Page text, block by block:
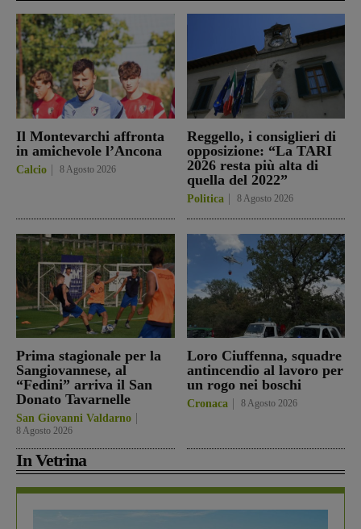
Il Montevarchi affronta
in amichevole l’Ancona
Calcio 8 Agosto 2026
Reggello, i consiglieri di
opposizione: “La TARI
2026 resta più alta di
quella del 2022”
Politica 8 Agosto 2026
Prima stagionale per la
Sangiovannese, al
“Fedini” arriva il San
Donato Tavarnelle
San Giovanni Valdarno
8 Agosto 2026
Loro Ciuffenna, squadre
antincendio al lavoro per
un rogo nei boschi
Cronaca 8 Agosto 2026
In Vetrina